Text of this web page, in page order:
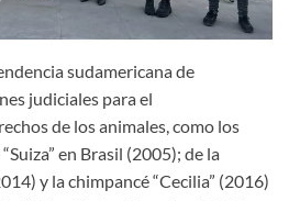
sudamericana de
judiciales para el
de los animales, como los
en Brasil (2005); de la
y la chimpancé “Cecilia” (2016)